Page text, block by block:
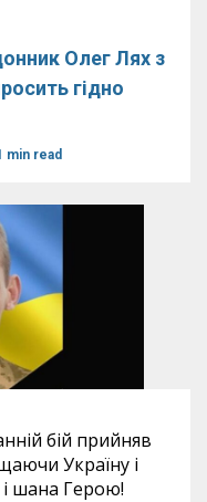
Олег Лях з
гідно
min read
бій прийняв
Україну і
і шана Герою!